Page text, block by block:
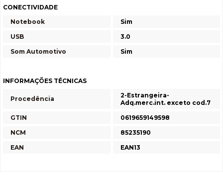
CONECTIVIDADE
Notebook
Sim
USB
3.0
Som Automotivo
Sim
INFORMAÇÕES TÉCNICAS
Procedência
2-Estrangeira-
Adq.merc.int. exceto cod.7
GTIN
0619659149598
NCM
85235190
EAN
EAN13